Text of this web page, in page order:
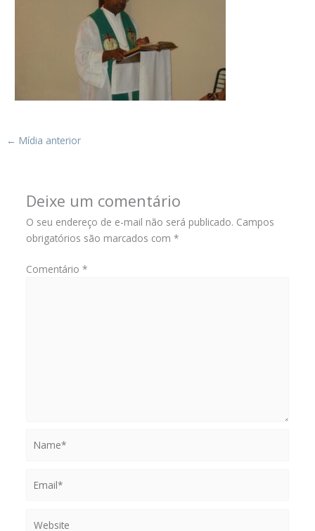
← Mídia anterior
Deixe um comentário
O seu endereço de e-mail não será publicado. Campos
obrigatórios são marcados com *
Comentário *